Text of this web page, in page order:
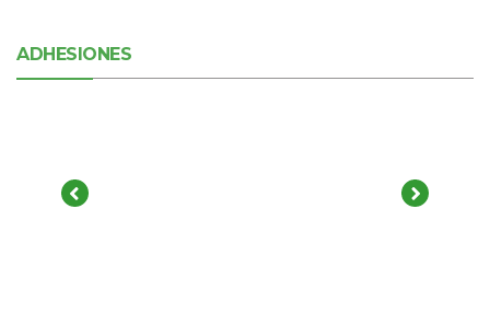
ADHESIONES